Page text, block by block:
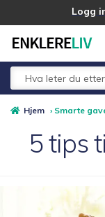
Logg
Alle kategorier
Medlemstilbud
Hjem › Smarte
5 tips